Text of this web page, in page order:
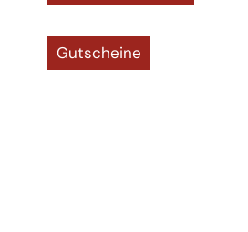
Gutscheine